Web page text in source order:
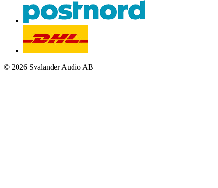
© 2026 Svalander Audio AB